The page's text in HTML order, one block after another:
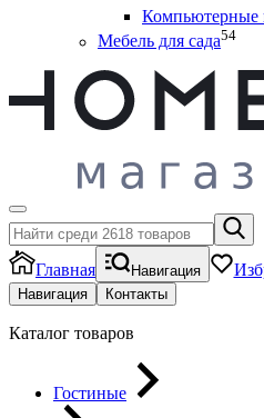
Компьютерные
Мебель для сада54
Главная Навигация
Навигация Контакты
Каталог товаров
Гостиные